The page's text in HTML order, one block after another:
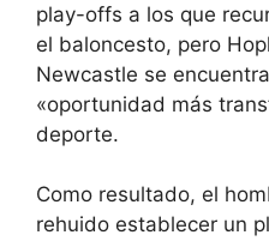
play-offs a los que
el baloncesto, pero
Newcastle se
«oportunidad más
deporte.
Como resultado, el
rehuido establecer un